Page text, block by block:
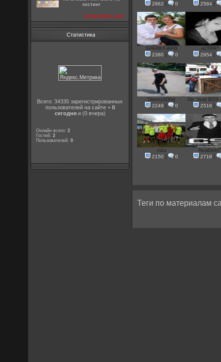
хостинг
посмотреть все
Статистика
Всего: 34335 зарегистрированных
пользователей на сайте + 0
сегодняи (0 вчера)
Онлайн всего:2
Гостей:2
Пользователей:0
2962
0
2584|
SPARKY-APG
2380
0
uLTRA*
2954|
Disney3D[a]
2249
0
De_dust BOX
2516
m1x
2150
0
ResiDeNT
2718
Теги по материалам